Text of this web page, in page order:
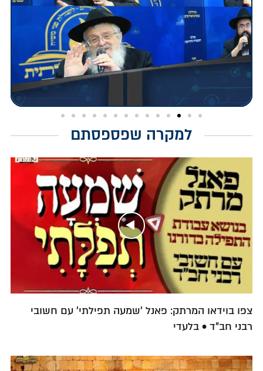
למקרה שפספסתם
צפו בוידאו המרתק: פאנל 'שמעה תפילתי' עם חשובי
רבני חב"ד • בלעדי